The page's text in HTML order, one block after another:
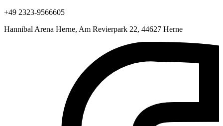
+49 2323-9566605
Hannibal Arena Herne, Am Revierpark 22, 44627 Herne